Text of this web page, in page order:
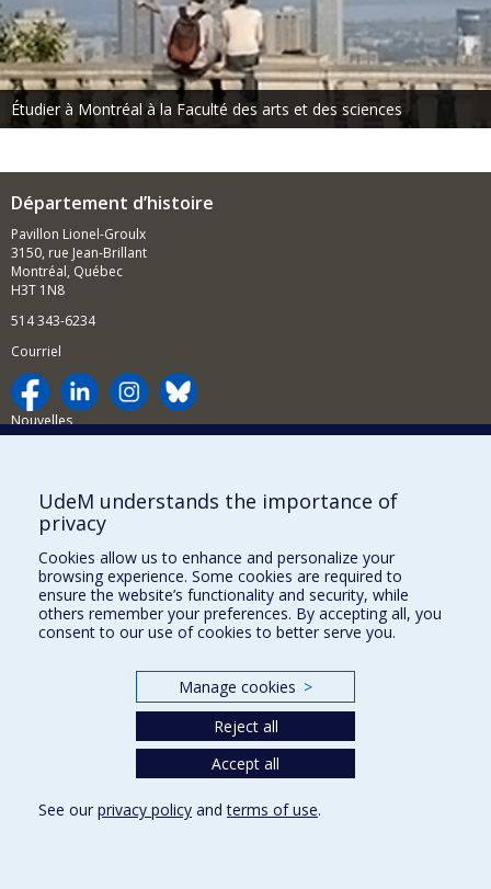
Étudier à Montréal à la Faculté des arts et des sciences
Département d’histoire
Pavillon Lionel-Groulx
3150, rue Jean-Brillant
Montréal, Québec
H3T 1N8
514 343-6234
Courriel
Nouvelles
Comment soutenir le Département?
BESOIN D'AIDE?
Plan du site
Signaler une erreur
Accessibilité
Nos départements et écoles
UdeM understands the importance of
privacy
Cookies allow us to enhance and personalize your
browsing experience. Some cookies are required to
ensure the website’s functionality and security, while
others remember your preferences. By accepting all, you
consent to our use of cookies to better serve you.
Manage cookies >
Reject all
Accept all
See our privacy policy andterms of use.